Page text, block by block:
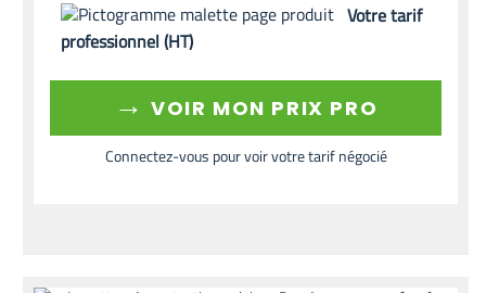
Votre tarif
professionnel (HT)
→ VOIR MON PRIX PRO
Connectez-vous pour voir votre tarif négocié